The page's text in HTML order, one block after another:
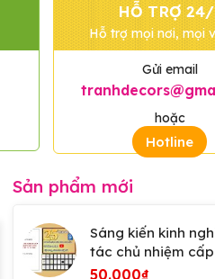
HỖ TRỢ
Hỗ trợ mọi nơi, mọi
Gửi email
hoặc
Hotline
Sản phẩm mới
Sáng kiến kinh
tác chủ nhiệm cấp
2026
50.000₫